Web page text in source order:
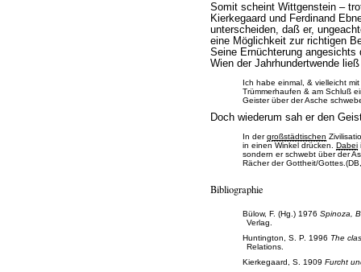
Somit scheint Wittgenstein –
Kierkegaard und Ferdinand
unterscheiden, daß er,
eine Möglichkeit zur richtigen
Seine Ernüchterung
Wien der Jahrhundertwende
Ich habe einmal, & vielleicht
Trümmerhaufen & am Schluß
Geister über der Asche
Doch wiederum sah er den
In dergroßstädtischen
in einen Winkel drücken. Dabei
sondern er schwebt über der
Rächer der Gottheit/
Bibliographie
Bülow, F. (Hg.) 1976Spinoza,
Verlag.
Huntington, S. P. 1996 The
Relations.
Kierkegaard, S. 1909Furcht